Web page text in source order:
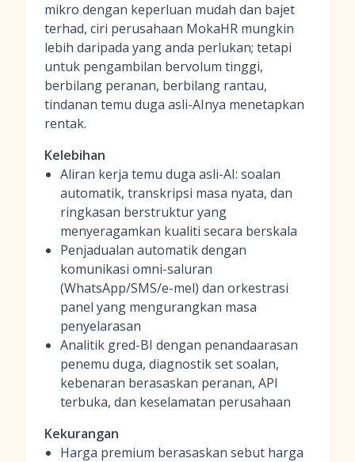
mikro dengan keperluan mudah dan bajet
terhad, ciri perusahaan MokaHR mungkin
lebih daripada yang anda perlukan; tetapi
untuk pengambilan bervolum tinggi,
berbilang peranan, berbilang rantau,
tindanan temu duga asli-AInya menetapkan
rentak.
Kelebihan
Aliran kerja temu duga asli-AI: soalan
automatik, transkripsi masa nyata, dan
ringkasan berstruktur yang
menyeragamkan kualiti secara berskala
Penjadualan automatik dengan
komunikasi omni-saluran
(WhatsApp/SMS/e-mel) dan orkestrasi
panel yang mengurangkan masa
penyelarasan
Analitik gred-BI dengan penandaarasan
penemu duga, diagnostik set soalan,
kebenaran berasaskan peranan, API
terbuka, dan keselamatan perusahaan
Kekurangan
Harga premium berasaskan sebut harga